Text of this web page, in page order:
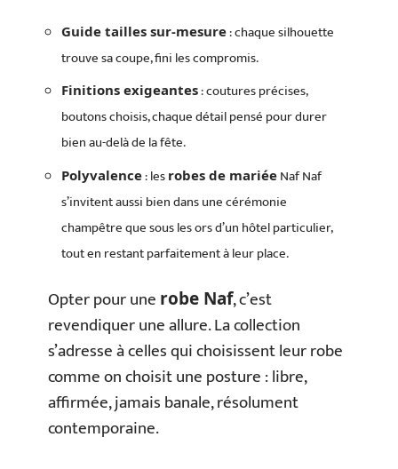
Guide tailles sur-mesure: chaque silhouette
trouve sa coupe, fini les compromis.
Finitions exigeantes: coutures précises,
boutons choisis, chaque détail pensé pour durer
bien au-delà de la fête.
Polyvalence: les robes de mariée Naf Naf
s’invitent aussi bien dans une cérémonie
champêtre que sous les ors d’un hôtel particulier,
tout en restant parfaitement à leur place.
Opter pour une robe Naf, c’est
revendiquer une allure. La collection
s’adresse à celles qui choisissent leur robe
comme on choisit une posture : libre,
affirmée, jamais banale, résolument
contemporaine.